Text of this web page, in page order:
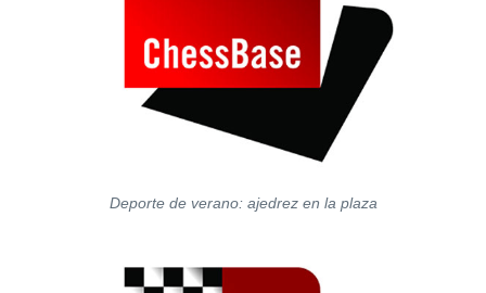
Deporte de verano: ajedrez en la plaza